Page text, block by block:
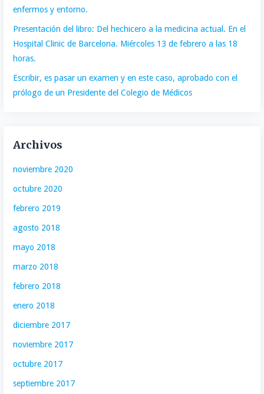
enfermos y entorno.
Presentación del libro: Del hechicero a la medicina actual. En el
Hospital Clinic de Barcelona. Miércoles 13 de febrero a las 18
horas.
Escribir, es pasar un examen y en este caso, aprobado con el
prólogo de un Presidente del Colegio de Médicos
Archivos
noviembre 2020
octubre 2020
febrero 2019
agosto 2018
mayo 2018
marzo 2018
febrero 2018
enero 2018
diciembre 2017
noviembre 2017
octubre 2017
septiembre 2017